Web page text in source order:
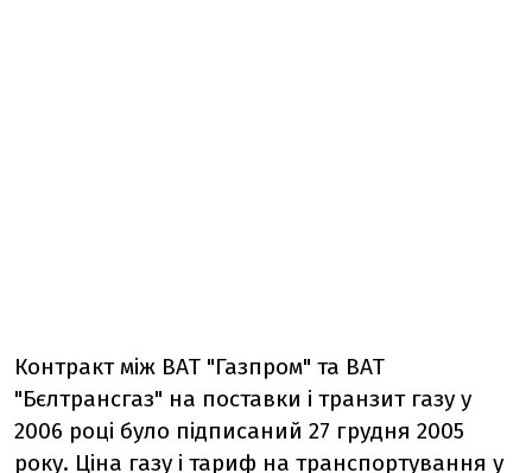
Контракт між ВАТ "Газпром" та ВАТ
"Бєлтрансгаз" на поставки і транзит газу у
2006 році було підписаний 27 грудня 2005
року. Ціна газу і тариф на транспортування у